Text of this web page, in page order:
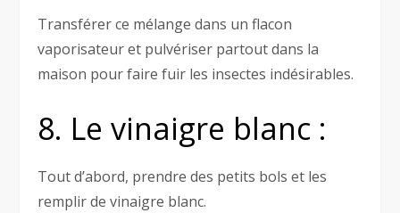
Transférer ce mélange dans un flacon
vaporisateur et pulvériser partout dans la
maison pour faire fuir les insectes indésirables.
8. Le vinaigre blanc :
Tout d’abord, prendre des petits bols et les
remplir de vinaigre blanc.